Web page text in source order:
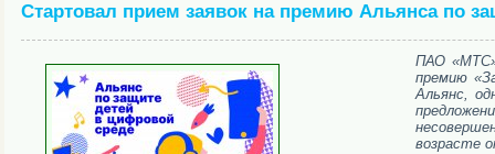
Стартовал прием заявок на премию Альянса по
ПАО «МТС»
премию
Альянс,
возрасте